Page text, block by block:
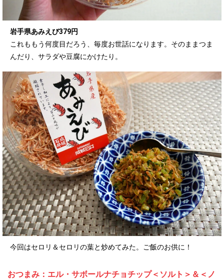
岩手県あみえび379円
これももう何度目だろう、毎度お世話になります。そのままつま
んだり、サラダや豆腐にかけたり。
今回はセロリ＆セロリの葉と炒めてみた。ご飯のお供に！
おつまみ：エル・サボールナチョチップ＜ソルト＞＆＜ノ